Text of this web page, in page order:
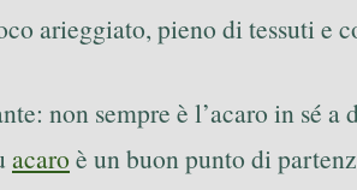
arieggiato, pieno di tessuti e
non sempre è l’acaro in sé
acaro è un buon punto di